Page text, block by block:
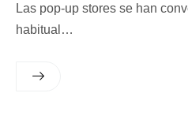
Las pop-up stores se han
habitual…